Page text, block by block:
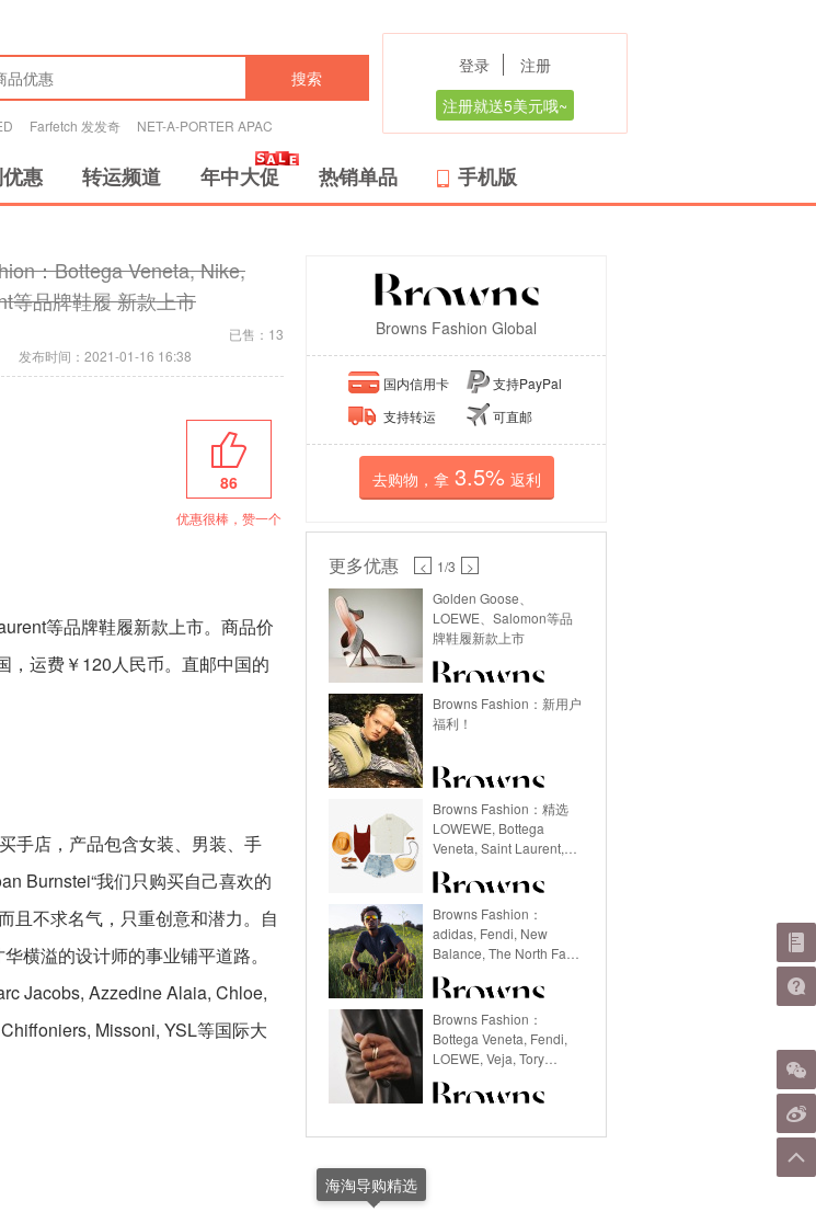
搜索
Farfetch 发发奇 NET-A-PORTER APAC
登录
注册
注册就送5美元哦~
惠 转运频道 年中大促 热销单品 手机版
：Bottega Veneta, Nike,
等品牌鞋履 新款上市
已售：13
发布时间：2021-01-16 16:38
86
优惠很棒，赞一个
等品牌鞋履新款上市。商品价
，运费￥120人民币。直邮中国的
手店，产品包含女装、男装、手
Burnstei“我们只购买自己喜欢的
且不求名气，只重创意和潜力。自
横溢的设计师的事业铺平道路。
Jacobs, Azzedine Alaia, Chloe,
Missoni, YSL等国际大
Browns Fashion Global
国内信用卡
支持PayPal
支持转运
可直邮
去购物，拿 3.5% 返利
更多优惠 < 1/3
>
Golden Goose、
LOEWE、Salomon等品
牌鞋履新款上市
Browns Fashion：新用户
福利！
Browns Fashion：精选
LOWEWE, Bottega
Veneta, Saint Laurent,
Tom Ford, GANNI等品牌
Browns Fashion：
adidas, Fendi, New
Balance, The North Face
等品牌运动服饰
Browns Fashion：
Bottega Veneta, Fendi,
LOEWE, Veja, Tory
Bruch, Stella McCartney
等品牌
海淘导购精选